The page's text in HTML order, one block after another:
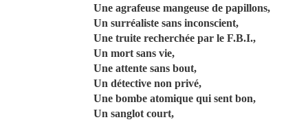
Une agrafeuse mangeuse de papillons,
Un surréaliste sans inconscient,
Une truite recherchée par le F.B.I.,
Un mort sans vie,
Une attente sans bout,
Un détective non privé,
Une bombe atomique qui sent bon,
Un sanglot court,